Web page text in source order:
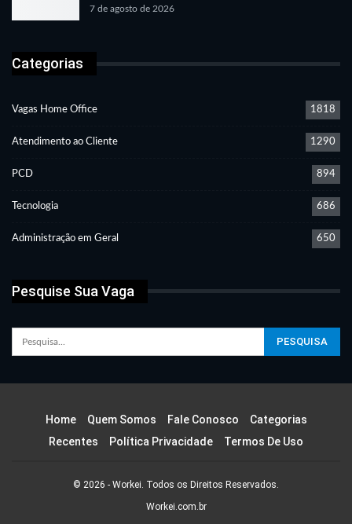
7 de agosto de 2026
Categorias
Vagas Home Office 1818
Atendimento ao Cliente 1290
PCD 894
Tecnologia 686
Administração em Geral 650
Pesquise Sua Vaga
Home Quem Somos Fale Conosco
Categorias
Recentes
Política Privacidade Termos De Uso
© 2026 - Workei. Todos os Direitos Reservados.
Workei.com.br